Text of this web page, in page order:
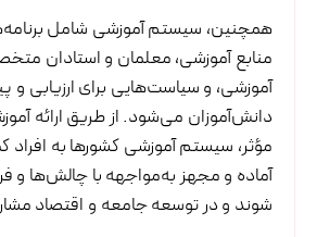
همچنین، سیستم آموزشی شامل
منابع آموزشی، معلمان و استادان
آموزشی، و سیاست‌هایی برای ارزیابی و
دانش‌آموزان می‌شود. از طریق ارائه
مؤثر، سیستم آموزشی کشورها به
آماده و مجهز به‌مواجهه با چالش‌ها و
شوند و در توسعه جامعه و اقتصاد